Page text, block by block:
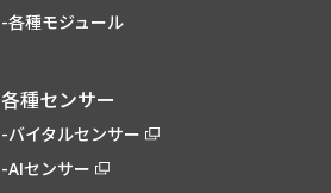
-各種モジュール
各種センサー
-バイタルセンサー
-AIセンサー